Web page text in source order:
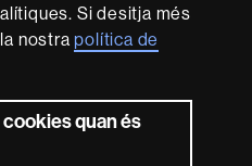
Si desitja més
nostrapolítica de
quan és
de dades Sobre el
Mapa del web UAB
diversificada,
a les necessitats de
models de l'Europa del